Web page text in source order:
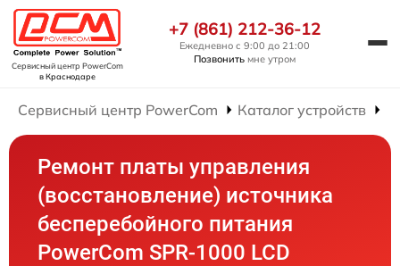
Сервисный центр PowerCom
в Краснодаре
+7 (861) 212-36-12
Ежедневно с 9:00 до 21:00
Позвонить мне утром
Сервисный центр PowerCom Каталог устройств
Ремонт платы управления
(восстановление) источника
бесперебойного питания
PowerCom SPR-1000 LCD